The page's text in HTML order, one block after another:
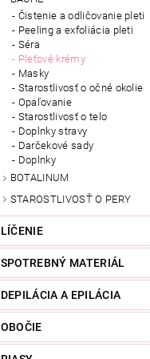
Čistenie a odličovanie pleti
Peeling a exfoliácia pleti
Séra
Pleťové krémy
Masky
Starostlivosť o očné okolie
Opaľovanie
Starostlivosť o telo
Doplnky stravy
Darčekové sady
Doplnky
BOTALINUM
STAROSTLIVOSŤ O PERY
LÍČENIE
SPOTREBNÝ MATERIÁL
DEPILÁCIA A EPILÁCIA
OBOČIE